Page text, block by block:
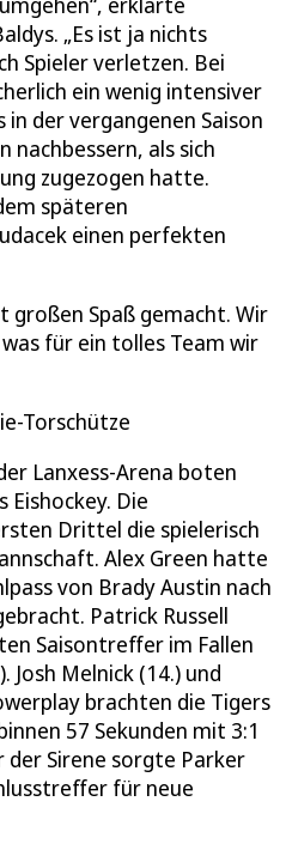
„Es ist ja nichts
Spieler verletzen. Bei
ein wenig intensiver
der vergangenen Saison
nachbessern, als sich
zugezogen hatte.
späteren
einen perfekten
großen Spaß gemacht. Wir
für ein tolles Team wir
Torschütze
Lanxess-Arena boten
Eishockey. Die
Drittel die spielerisch
Alex Green hatte
von Brady Austin nach
Patrick Russell
Saisontreffer im Fallen
Josh Melnick (14.) und
brachten die Tigers
57 Sekunden mit 3:1
der Sirene sorgte Parker
für neue